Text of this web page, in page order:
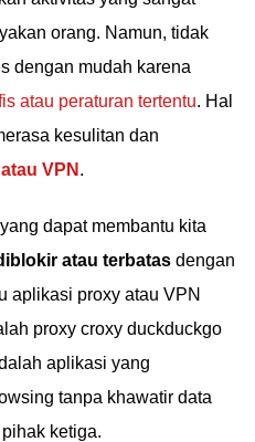
orang. Namun, tidak
dengan mudah karena
atau peraturan tertentu. Hal
kesulitan dan
VPN .
dapat membantu kita
atau terbatas dengan
aplikasi proxy atau VPN
proxy croxy duckduckgo
aplikasi yang
tanpa khawatir data
ketiga.